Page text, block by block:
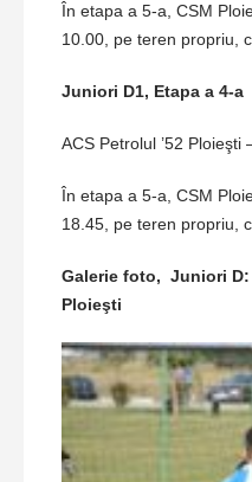
În etapa a 5-a, CSM
10.00, pe teren propriu,
Juniori D1, Etapa a 4-a
ACS Petrolul ’52 Ploieşti
În etapa a 5-a, CSM
18.45, pe teren propriu,
Galerie foto, Juniori D:
Ploieşti